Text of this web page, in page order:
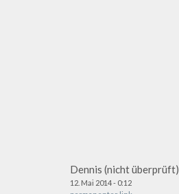
Dennis (nicht überprüft)
12. Mai 2014 - 0:12